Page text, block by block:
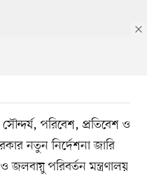
সৌন্দর্য, পরিবেশ, প্রতিবেশ ও
নতুন নির্দেশনা জারি
পরিবর্তন মন্ত্রণালয়